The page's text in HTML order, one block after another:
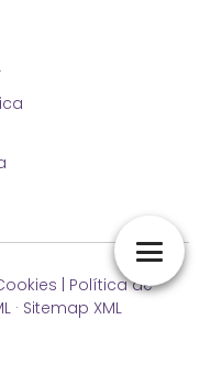
| Política de
· Sitemap XML